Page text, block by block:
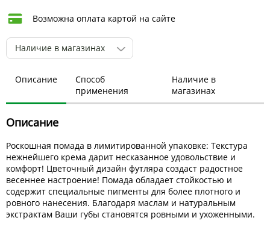
Возможна оплата картой на сайте
Наличие в магазинах
Описание
Способ
применения
Наличие в
магазинах
Описание
Роскошная помада в лимитированной упаковке: Текстура
нежнейшего крема дарит несказанное удовольствие и
комфорт! Цветочный дизайн футляра создаст радостное
весеннее настроение! Помада обладает стойкостью и
содержит специальные пигменты для более плотного и
ровного нанесения. Благодаря маслам и натуральным
экстрактам Ваши губы становятся ровными и ухоженными.